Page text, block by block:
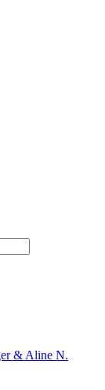
& Aline N.